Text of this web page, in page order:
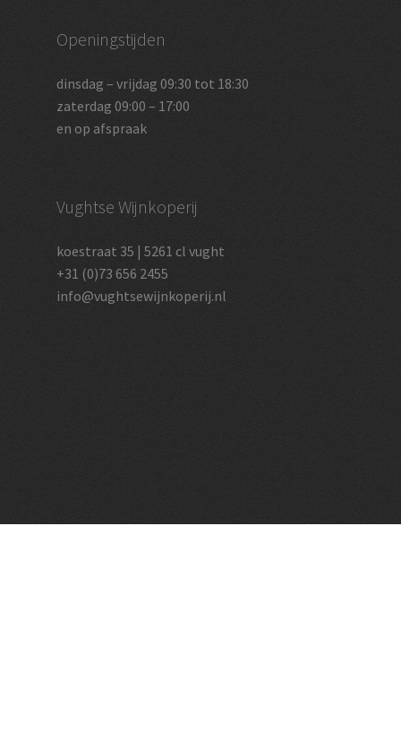
Openingstijden
dinsdag – vrijdag 09:30 tot 18:30
zaterdag 09:00 – 17:00
en op afspraak
Vughtse Wijnkoperij
koestraat 35 | 5261 cl vught
+31 (0)73 656 2455
info@vughtsewijnkoperij.nl